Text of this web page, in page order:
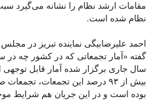
مقامات ارشد نظام را نشانه می‌گیرد
نظام شده است.
احمد علیرضابیگی نماینده تبریز در
گفته «آمار تجمعاتی که در کشور چه در
سال جاری برگزار شده آمار قابل
بیش از ۹۳ درصد این تجمعات،
بوده است و در این جریان هم شرایط